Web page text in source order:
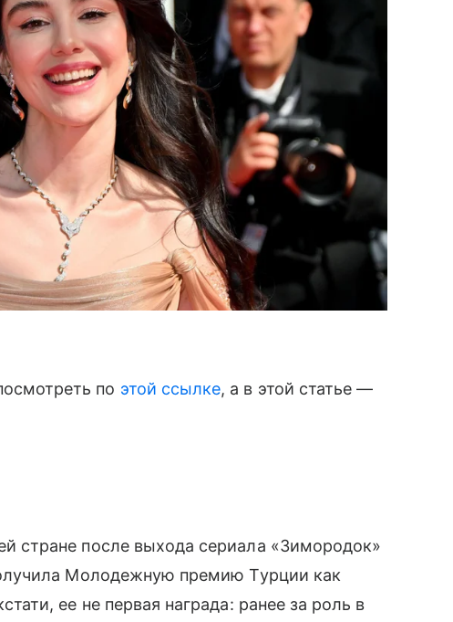
по этой ссылке, а в этой статье —
стране после выхода сериала «Зимородок»
Молодежную премию Турции как
ее не первая награда: ранее за роль в